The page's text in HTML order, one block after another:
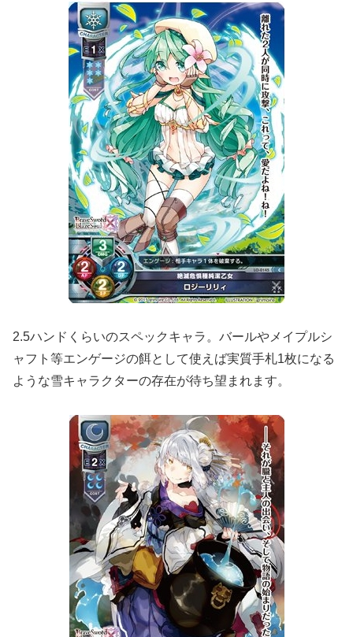
2.5ハンドくらいのスペックキャラ。バールやメイプルシ
ャフト等エンゲージの餌として使えば実質手札1枚になる
ような雪キャラクターの存在が待ち望まれます。